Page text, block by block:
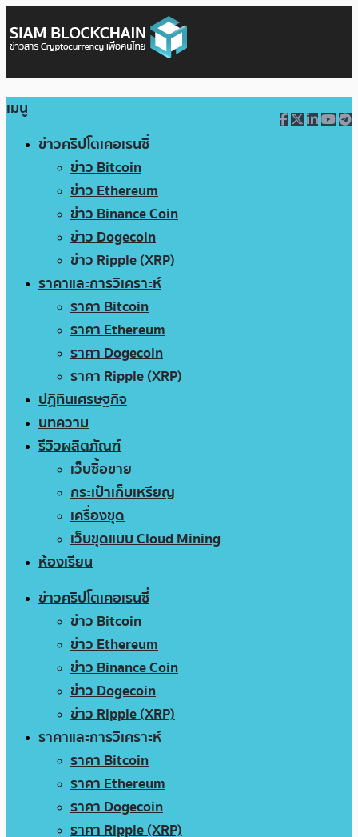
เมนู
ข่าวคริปโตเคอเรนซี่
ข่าว Bitcoin
ข่าว Ethereum
ข่าว Binance Coin
ข่าว Dogecoin
ข่าว Ripple (XRP)
ราคาและการวิเคราะห์
ราคา Bitcoin
ราคา Ethereum
ราคา Dogecoin
ราคา Ripple (XRP)
ปฏิทินเศรษฐกิจ
บทความ
รีวิวผลิตภัณฑ์
เว็บซื้อขาย
กระเป๋าเก็บเหรียญ
เครื่องขุด
เว็บขุดแบบ Cloud Mining
ห้องเรียน
ข่าวคริปโตเคอเรนซี่
ข่าว Bitcoin
ข่าว Ethereum
ข่าว Binance Coin
ข่าว Dogecoin
ข่าว Ripple (XRP)
ราคาและการวิเคราะห์
ราคา Bitcoin
ราคา Ethereum
ราคา Dogecoin
ราคา Ripple (XRP)